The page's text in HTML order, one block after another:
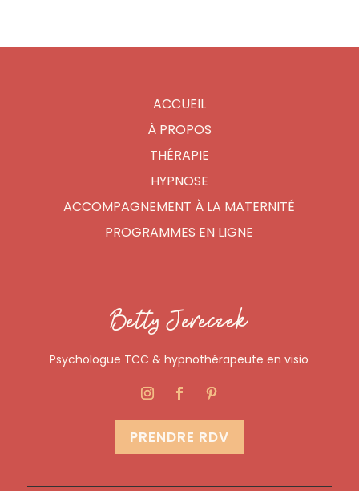
ACCUEIL
À PROPOS
THÉRAPIE
HYPNOSE
ACCOMPAGNEMENT À LA MATERNITÉ
PROGRAMMES EN LIGNE
Betty Jereczek
Psychologue TCC & hypnothérapeute en visio
PRENDRE RDV